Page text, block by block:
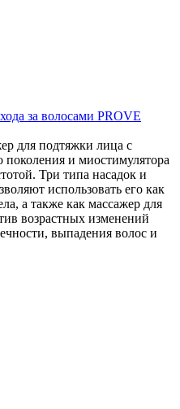
за волосами PROVE
для подтяжки лица с
и миостимулятора
Три типа насадок и
использовать его как
а также как массажер для
возрастных изменений
выпадения волос и